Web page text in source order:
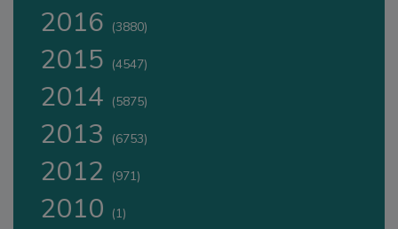
2016 (3880)
2015 (4547)
2014 (5875)
2013 (6753)
2012 (971)
2010 (1)